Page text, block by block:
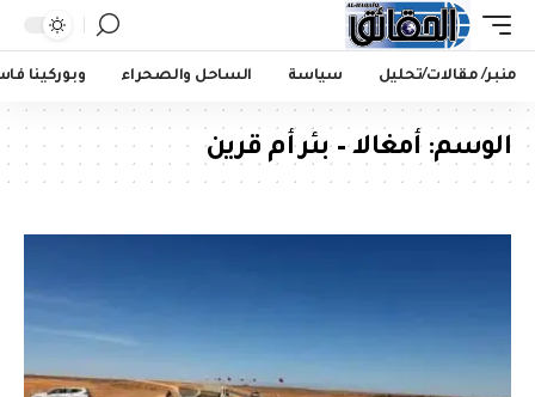
منبر/ مقالات/تحليل سياسة الساحل والصحراء وبوركينا
الوسم:أمغالا – بئر أم قرين